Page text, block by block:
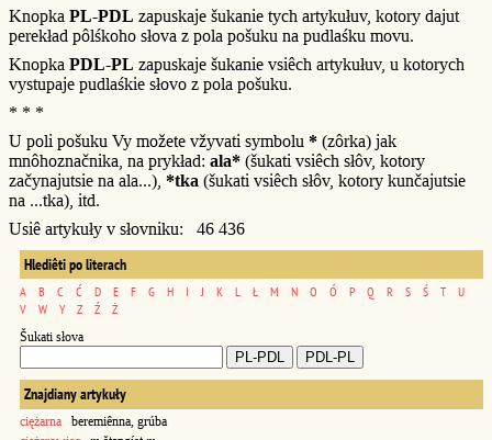
Knopka PL-PDL zapuskaje šukanie tych artykułuv, kotory dajut
perekład pôlśkoho słova z pola pošuku na pudlaśku movu.
Knopka PDL-PL zapuskaje šukanie vsiêch artykułuv, u kotorych
vystupaje pudlaśkie słovo z pola pošuku.
* * *
U poli pošuku Vy možete vžyvati symbolu * (zôrka) jak
mnôhoznačnika, na prykład: ala* (šukati vsiêch słôv, kotory
začynajutsie na ala...), *tka (šukati vsiêch słôv, kotory kunčajutsie
na ...tka), itd.
Usiê artykuły v słovniku: 46 436
Hlediêti po literach
A B C Ć D E F G H I J K L Ł M N O Ó P Q R S Ś T
U
V
W Y Z Ź Ż
Šukati słova
Znajdiany artykuły
ciężarna beremiênna, grúba